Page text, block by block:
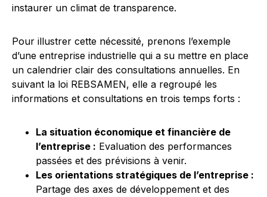
instaurer un climat de transparence.
Pour illustrer cette nécessité, prenons l’exemple
d’une entreprise industrielle qui a su mettre en place
un calendrier clair des consultations annuelles. En
suivant la loi REBSAMEN, elle a regroupé les
informations et consultations en trois temps forts :
La situation économique et financière de
l’entreprise : Evaluation des performances
passées et des prévisions à venir.
Les orientations stratégiques de l’entreprise :
Partage des axes de développement et des